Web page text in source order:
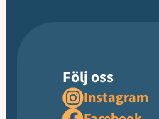
Följ oss
Instagram